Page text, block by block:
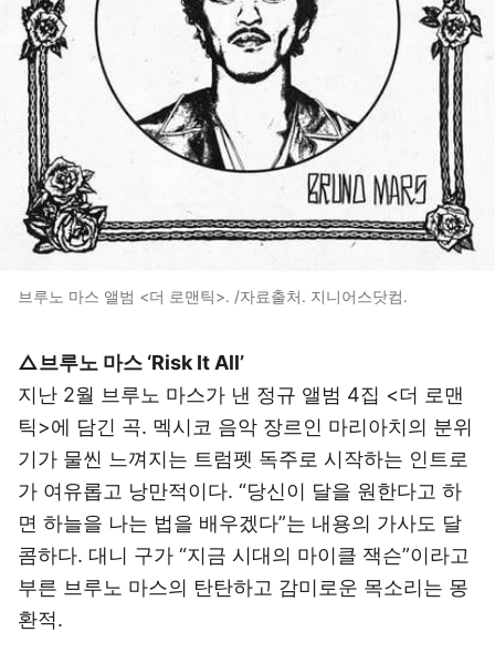
브루노 마스 앨범 <더 로맨틱>. /자료출처. 지니어스닷컴.
△브루노 마스 ‘Risk It All’
지난 2월 브루노 마스가 낸 정규 앨범 4집 <더 로맨
틱>에 담긴 곡. 멕시코 음악 장르인 마리아치의 분위
기가 물씬 느껴지는 트럼펫 독주로 시작하는 인트로
가 여유롭고 낭만적이다. “당신이 달을 원한다고 하
면 하늘을 나는 법을 배우겠다”는 내용의 가사도 달
콤하다. 대니 구가 “지금 시대의 마이클 잭슨”이라고
부른 브루노 마스의 탄탄하고 감미로운 목소리는 몽
환적.